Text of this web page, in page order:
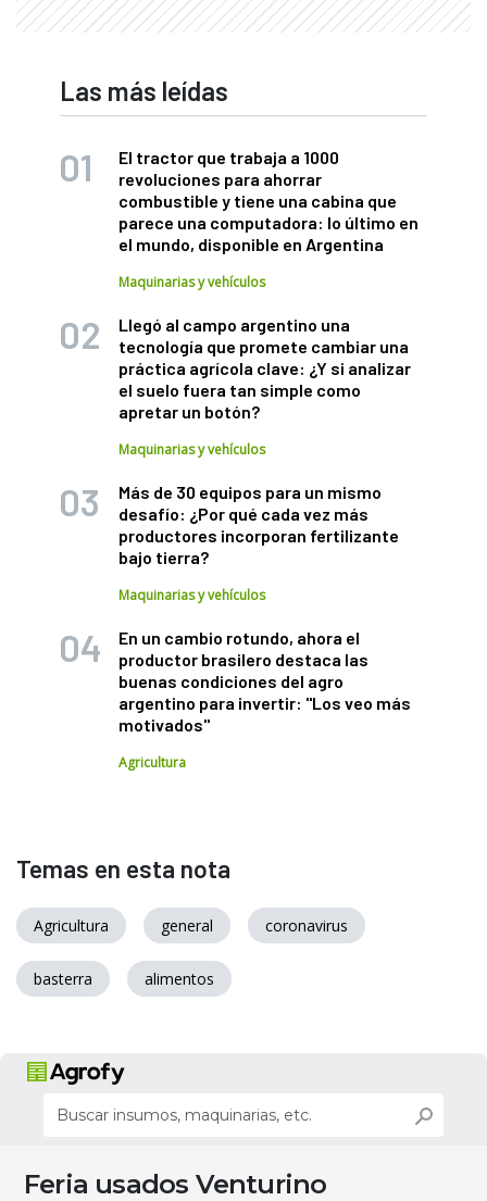
Las más leídas
El tractor que trabaja a 1000
revoluciones para ahorrar
combustible y tiene una cabina que
parece una computadora: lo último en
el mundo, disponible en Argentina
Maquinarias y vehículos
Llegó al campo argentino una
tecnología que promete cambiar una
práctica agrícola clave: ¿Y si analizar
el suelo fuera tan simple como
apretar un botón?
Maquinarias y vehículos
Más de 30 equipos para un mismo
desafío: ¿Por qué cada vez más
productores incorporan fertilizante
bajo tierra?
Maquinarias y vehículos
En un cambio rotundo, ahora el
productor brasilero destaca las
buenas condiciones del agro
argentino para invertir: "Los veo más
motivados"
Agricultura
Temas en esta nota
Agricultura general coronavirus
basterra alimentos
Feria usados Venturino